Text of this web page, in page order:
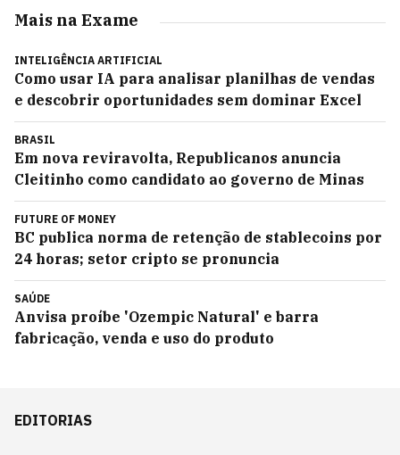
Mais na Exame
INTELIGÊNCIA ARTIFICIAL
Como usar IA para analisar planilhas de vendas
e descobrir oportunidades sem dominar Excel
BRASIL
Em nova reviravolta, Republicanos anuncia
Cleitinho como candidato ao governo de Minas
FUTURE OF MONEY
BC publica norma de retenção de stablecoins por
24 horas; setor cripto se pronuncia
SAÚDE
Anvisa proíbe 'Ozempic Natural' e barra
fabricação, venda e uso do produto
EDITORIAS